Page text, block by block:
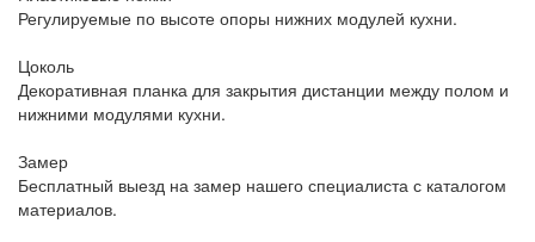
Регулируемые по высоте опоры нижних модулей кухни.
Цоколь
Декоративная планка для закрытия дистанции между полом и
нижними модулями кухни.
Замер
Бесплатный выезд на замер нашего специалиста с каталогом
материалов.